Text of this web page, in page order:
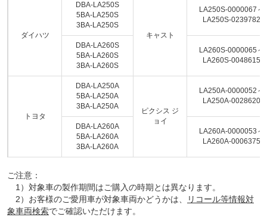
ダイハツ
DBA-LA250S
5BA-LA250S
3BA-LA250S
キャスト
LA250S-0000067～
LA250S-0239782
DBA-LA260S
5BA-LA260S
3BA-LA260S
LA260S-0000065～
LA260S-0048615
トヨタ
DBA-LA250A
5BA-LA250A
3BA-LA250A
ピクシス ジ
ョイ
LA250A-0000052～
LA250A-0028620
DBA-LA260A
5BA-LA260A
3BA-LA260A
LA260A-0000053～
LA260A-0006375
ご注意：
1）対象車の製作期間はご購入の時期とは異なります。
2）お客様のご愛用車が対象車両かどうかは、
リコール等情報対
象車両検索でご確認いただけます。